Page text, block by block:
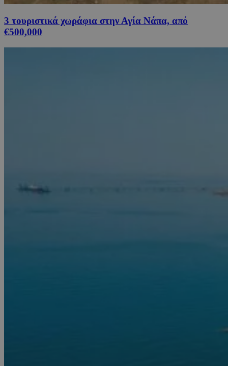
3 τουριστικά χωράφια στην Αγία Νάπα, από
€500,000